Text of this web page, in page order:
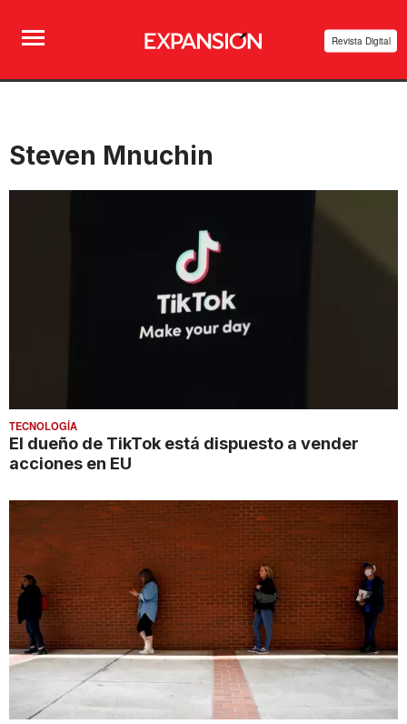
Revista Digital
Steven Mnuchin
TECNOLOGÍA
El dueño de TikTok está dispuesto a vender
acciones en EU